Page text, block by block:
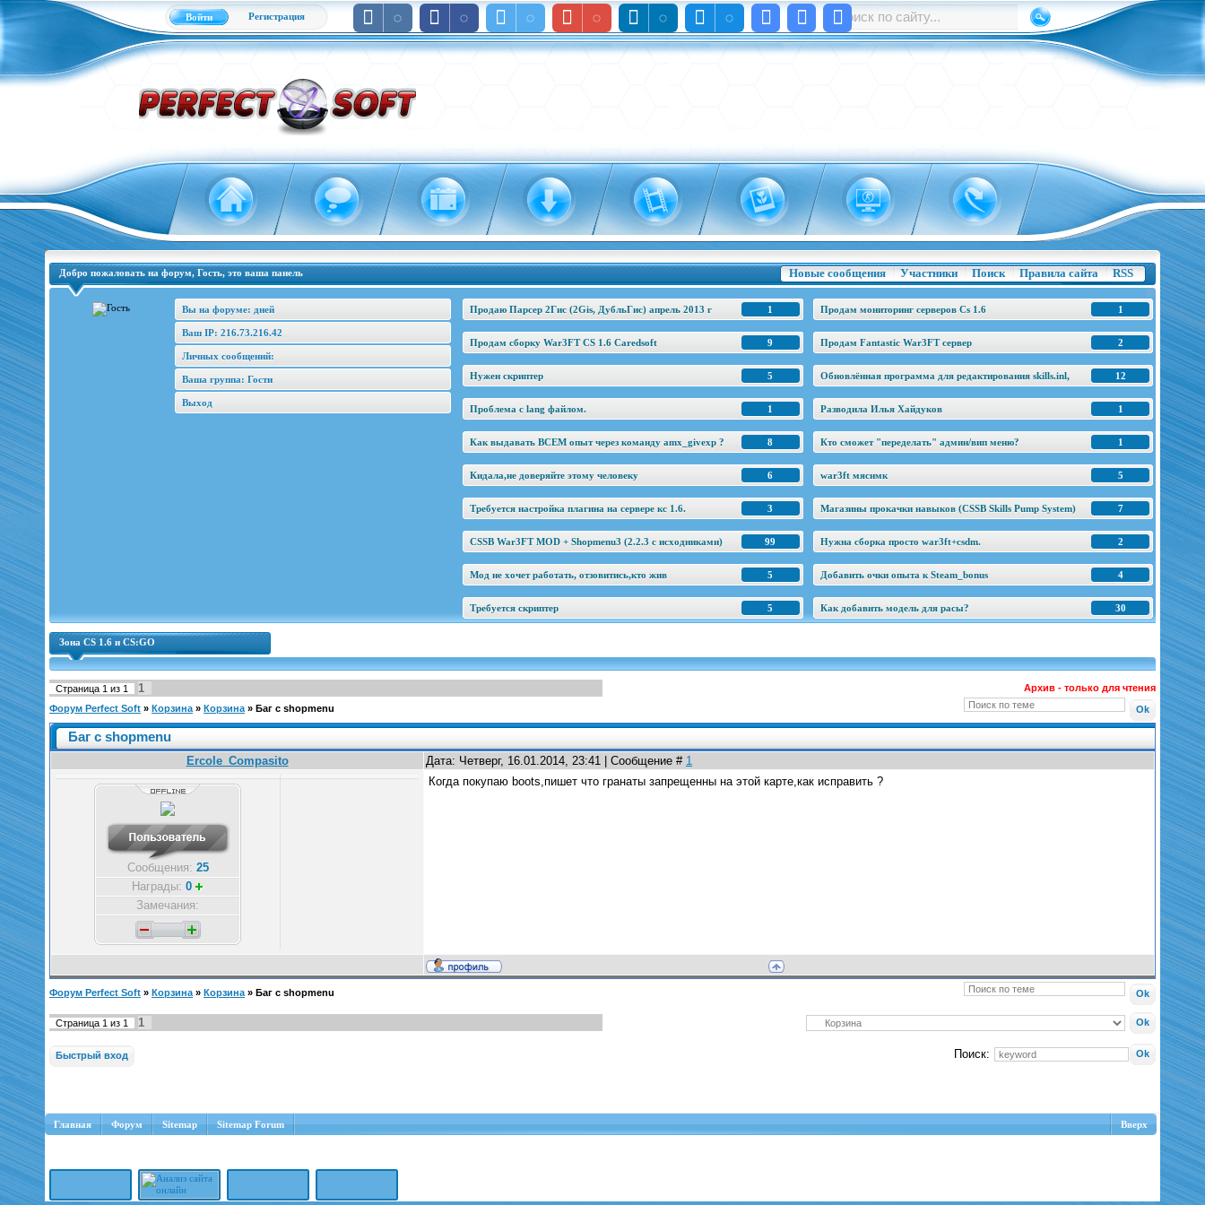
Войти Регистрация
Новые сообщения Участники Поиск Правила сайта RSS
Добро пожаловать на форум, Гость, это ваша панель
Вы на форуме: дней
Ваш IP: 216.73.216.42
Личных сообщений:
Ваша группа: Гости
Выход
1
Продаю Парсер 2Гис (2Gis, ДубльГис) апрель 2013 г 1
Продам мониторинг серверов Cs 1.6
9
Продам сборку War3FT CS 1.6 Caredsoft 2
Продам Fantastic War3FT сервер
5
Нужен скриптер 12
Обновлённая программа для редактирования skills.inl,
1
Проблема с lang файлом. 1
Разводила Илья Хайдуков
8
Как выдавать ВСЕМ опыт через команду amx_givexp ? 1
Кто сможет "переделать" админ/вип меню?
6
Кидала,не доверяйте этому человеку 5
war3ft мяснмк
3
Требуется настройка плагина на сервере кс 1.6. 7
Магазины прокачки навыков (CSSB Skills Pump System)
99
CSSB War3FT MOD + Shopmenu3 (2.2.3 c исходниками) 2
Нужна сборка просто war3ft+csdm.
5
Мод не хочет работать, отзовитись,кто жив 4
Добавить очки опыта к Steam_bonus
5
Требуется скриптер 30
Как добавить модель для расы?
Зона CS 1.6 и CS:GO
Страница 1 из 1 1
Архив - только для чтения
Форум Perfect Soft » Корзина » Корзина » Баг с shopmenu
Баг с shopmenu
Ercole_Compasito Дата: Четверг, 16.01.2014, 23:41 | Сообщение # 1
Сообщения: 25
Награды: 0
Замечания:
Когда покупаю boots,пишет что гранаты запрещенны на этой карте,как исправить ?
Форум Perfect Soft » Корзина » Корзина » Баг с shopmenu
Страница 1 из 1 1
Поиск:
Главная Форум Sitemap Sitemap Forum Вверх